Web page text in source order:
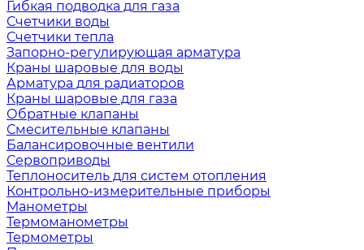
Гибкая подводка для газа
Счетчики воды
Счетчики тепла
Запорно-регулирующая арматура
Краны шаровые для воды
Арматура для радиаторов
Краны шаровые для газа
Обратные клапаны
Смесительные клапаны
Балансировочные вентили
Сервоприводы
Теплоноситель для систем отопления
Контрольно-измерительные приборы
Манометры
Термоманометры
Термометры